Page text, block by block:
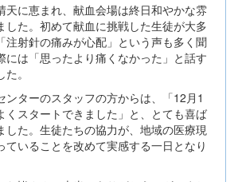
天に恵まれ、献血会場は終日和やかな雰
した。初めて献血に挑戦した生徒が大多
注射針の痛みが心配」という声も多く聞
には「思ったより痛くなかった」と話す
。
ンターのスタッフの方からは、「12月1
くスタートできました」と、とても喜ば
した。生徒たちの協力が、地域の医療現
ていることを改めて実感する一日となり